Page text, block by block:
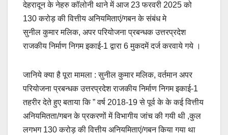
देहरादून के नेहरु कॉलोनी थाने में आज 23 फरवरी 2025 को
130 करोड़ की वित्तीय अनियमिताएं/गबन के संबंध मे
सुनील कुमार मलिक, अपर परियोजना प्रबन्धक उत्तरप्रदेश
राजकीय निर्माण निगम इकाई-1 द्वारा 6 मुकदमें दर्ज करवाये गये ।
जानिये क्या है पूरा मामला : सुनील कुमार मलिक, वर्तमान अपर
परियोजना प्रबन्धक उत्तरप्रदेश राजकीय निर्माण निगम इकाई-1
तहरीर देते हुए बताया कि ” वर्ष 2018-19 से पूर्व के के कई वित्तीय
अनियमितता/गबन के प्रकरणों में विभागीय जांच की गयी थी ,कुल
लगभग 130 करोड़ की वित्तीय अनियमिताएं/गबन किया गया था